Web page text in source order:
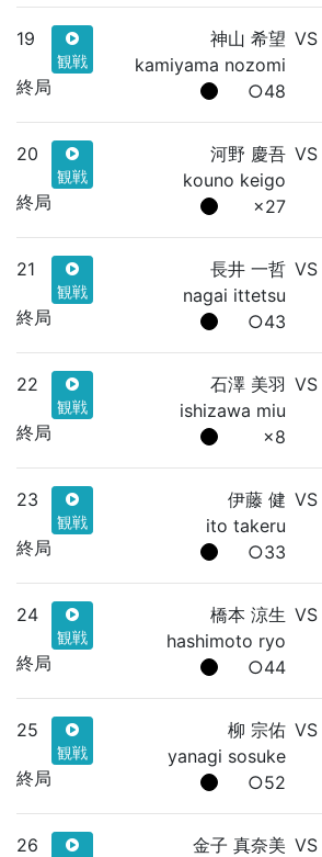
19
観戦
終局
神山 希望
kamiyama nozomi
○48
VS
20
観戦
終局
河野 慶吾
kouno keigo
×27
VS
21
観戦
終局
長井 一哲
nagai ittetsu
○43
VS
22
観戦
終局
石澤 美羽
ishizawa miu
×8
VS
23
観戦
終局
伊藤 健
ito takeru
○33
VS
24
観戦
終局
橋本 涼生
hashimoto ryo
○44
VS
25
観戦
終局
柳 宗佑
yanagi sosuke
○52
VS
26
金子 真奈美 VS